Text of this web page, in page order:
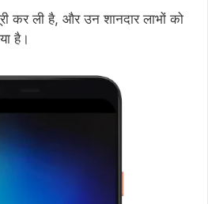
कर ली है, और उन शानदार लाभों को
है।